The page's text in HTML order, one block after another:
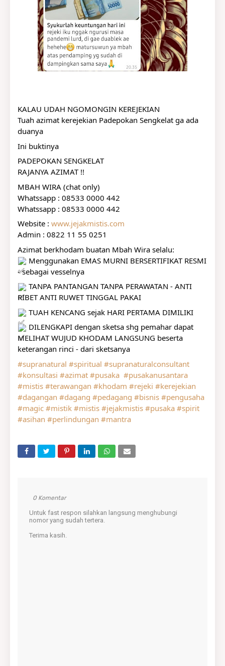
KALAU UDAH NGOMONGIN KEREJEKIAN
Tuah azimat kerejekian Padepokan Sengkelat ga ada
duanya
Ini buktinya
PADEPOKAN SENGKELAT
RAJANYA AZIMAT !!
MBAH WIRA (chat only)
Whatssapp : 08533 0000 442
Whatssapp : 08533 0000 442
Website : www.jejakmistis.com
Admin : 0822 11 55 0251
Azimat berkhodam buatan Mbah Wira selalu:
Menggunakan EMAS MURNI BERSERTIFIKAT RESMI
- sebagai vesselnya
TANPA PANTANGAN TANPA PERAWATAN - ANTI
RIBET ANTI RUWET TINGGAL PAKAI
TUAH KENCANG sejak HARI PERTAMA DIMILIKI
DILENGKAPI dengan sketsa shg pemahar dapat
MELIHAT WUJUD KHODAM LANGSUNG beserta
keterangan rinci - dari sketsanya
#supranatural #spiritual #supranaturalconsultant
#konsultasi #azimat #pusaka #pusakanusantara
#mistis #terawangan #khodam #rejeki #kerejekian
#dagangan #dagang #pedagang #bisnis #pengusaha
#magic #mistik #mistis #jejakmistis #pusaka #spirit
#asihan #perlindungan #mantra
0 Komentar
Untuk fast respon silahkan langsung menghubungi
nomor yang sudah tertera.
Terima kasih.